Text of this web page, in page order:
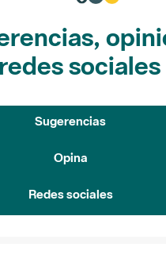
sociales
Sugerencias
Opina
Redes sociales